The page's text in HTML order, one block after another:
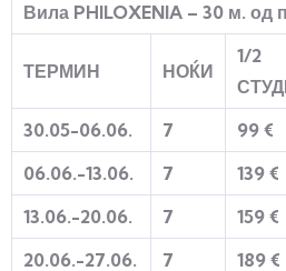
Вила PHILOXENIA – 30 м. од
ТЕРМИН НОЌИ
1/2
30.05-06.06.
7 99 €
06.06.-13.06.
7 139 €
13.06.-20.06.
7 159 €
20.06.-27.06.
7 189 €